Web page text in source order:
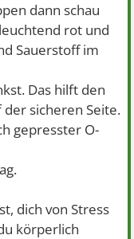
dann schau
rot und
Sauerstoff im
Das hilft den
der sicheren Seite.
gepresster O-
dich von Stress
körperlich